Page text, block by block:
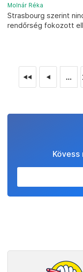
Molnár Réka
Strasbourg szerint
rendőrség fokozott
◄◄ ◄ ...
Kövess